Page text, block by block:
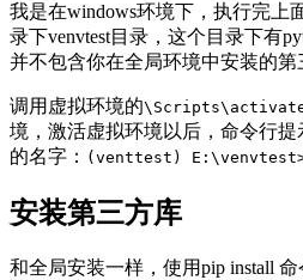
我是在windows环境下，执行完上
录下venvtest目录，这个目录下有
并不包含你在全局环境中安装的第
调用虚拟环境的
境，激活虚拟环境以后，命令行
的名字： (venttest)
安装第三方库
和全局安装一样，使用pip install